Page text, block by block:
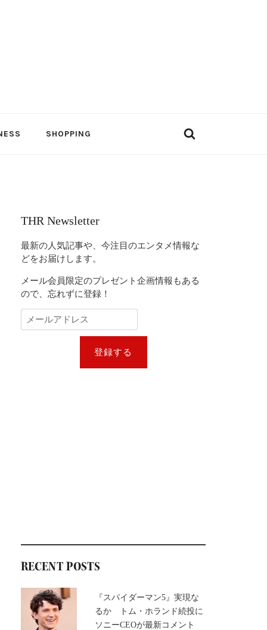
SHOPPING
THR Newsletter
最新の人気記事や、今注目のエンタメ情報な
どをお届けします。
メール会員限定のプレゼント企画情報もある
ので、忘れずに登録！
登録する
RECENT POSTS
『スパイダーマン5』実現な
るか トム・ホランド続投に
ソニーCEOが最新コメント